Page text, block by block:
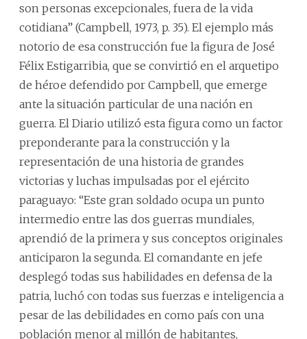
son personas excepcionales, fuera de la vida
cotidiana” (Campbell, 1973, p. 35). El ejemplo más
notorio de esa construcción fue la figura de José
Félix Estigarribia, que se convirtió en el arquetipo
de héroe defendido por Campbell, que emerge
ante la situación particular de una nación en
guerra. El Diario utilizó esta figura como un factor
preponderante para la construcción y la
representación de una historia de grandes
victorias y luchas impulsadas por el ejército
paraguayo: “Este gran soldado ocupa un punto
intermedio entre las dos guerras mundiales,
aprendió de la primera y sus conceptos originales
anticiparon la segunda. El comandante en jefe
desplegó todas sus habilidades en defensa de la
patria, luchó con todas sus fuerzas e inteligencia a
pesar de las debilidades en como país con una
población menor al millón de habitantes,